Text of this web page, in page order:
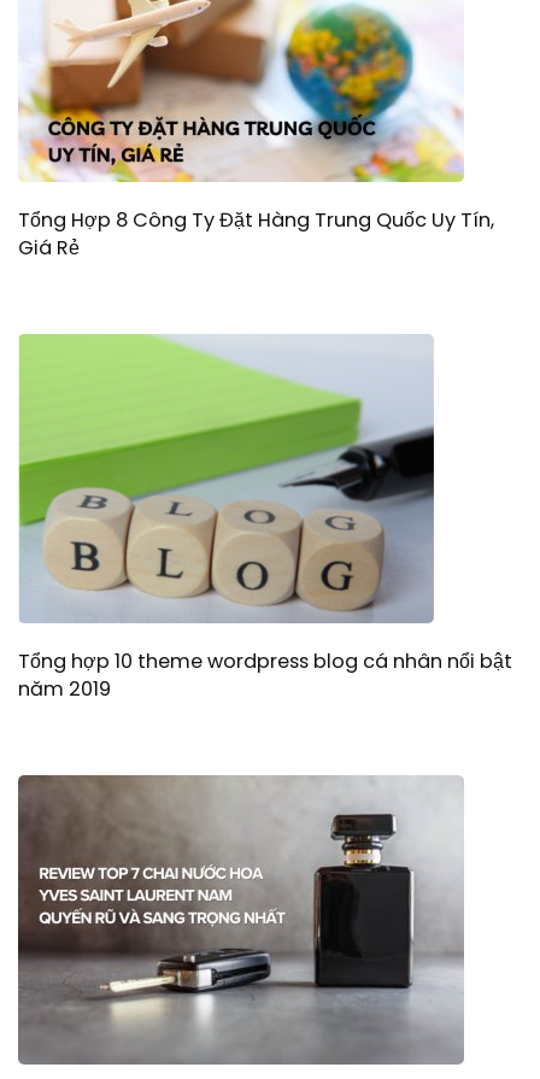
Tổng Hợp 8 Công Ty Đặt Hàng Trung Quốc Uy Tín,
Giá Rẻ
Tổng hợp 10 theme wordpress blog cá nhân nổi bật
năm 2019